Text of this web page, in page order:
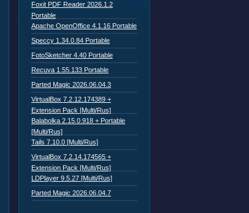
Foxit PDF Reader 2026.1.2
Portable
Apache OpenOffice 4.1.16 Portable
Speccy 1.34.0.84 Portable
FotoSketcher 4.40 Portable
Recuva 1.55.133 Portable
Parted Magic 2026.06.04.3
VirtualBox 7.2.12.174389 +
Extension Pack [Multi/Rus]
Balabolka 2.15.0.918 + Portable
[Multi/Rus]
Tails 7.10.0 [Multi/Rus]
VirtualBox 7.2.14.174565 +
Extension Pack [Multi/Rus]
LDPlayer 9.5.27 [Multi/Rus]
Parted Magic 2026.06.04.7